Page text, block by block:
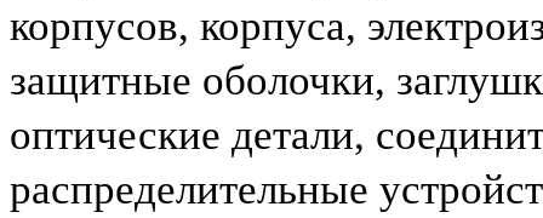
корпусов, корпуса,
защитные оболочки,
оптические детали,
распределительные